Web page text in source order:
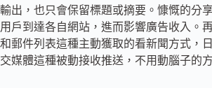
輸出，也只會保留標題或摘要。慷慨的分
用戶到達各自網站，進而影響廣告收入。
和郵件列表這種主動獲取的看新聞方式，
交媒體這種被動接收推送，不用動腦子的